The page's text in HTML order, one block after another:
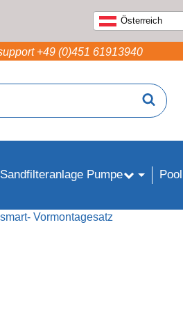
Österreich
+49 (0)451 61913940
Sandfilteranlage Pumpe
Vormontagesatz